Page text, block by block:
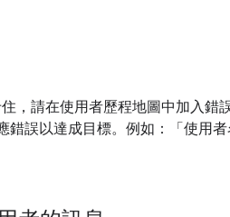
，請在使用者歷程地圖中加入錯
錯誤以達成目標。例如：「使用